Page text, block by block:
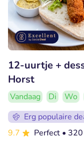
12-uurtje +
Horst
Vandaag Di Wo
Erg populaire
9.7
Perfect •